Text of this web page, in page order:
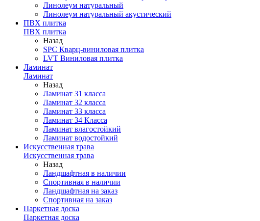
Линолеум натуральный
Линолеум натуральный акустический
ПВХ плитка
ПВХ плитка
Назад
SPC Кварц-виниловая плитка
LVT Виниловая плитка
Ламинат
Ламинат
Назад
Ламинат 31 класса
Ламинат 32 класса
Ламинат 33 класса
Ламинат 34 Класса
Ламинат влагостойкий
Ламинат водостойкий
Искусственная трава
Искусственная трава
Назад
Ландшафтная в наличии
Спортивная в наличии
Ландшафтная на заказ
Спортивная на заказ
Паркетная доска
Паркетная доска